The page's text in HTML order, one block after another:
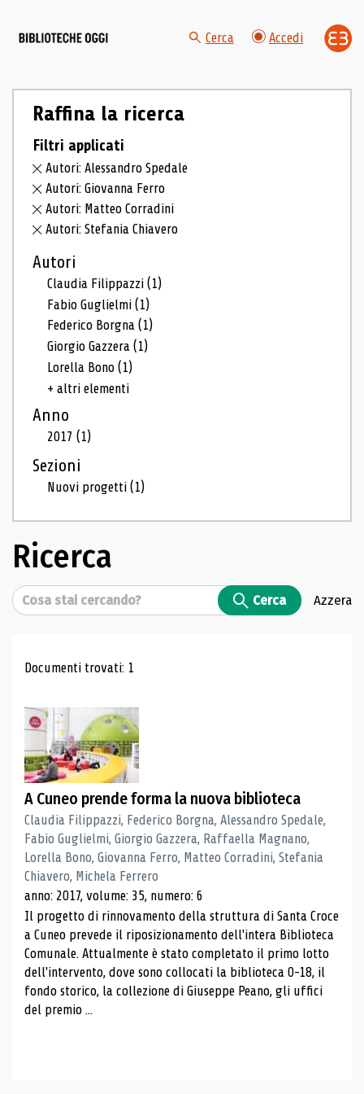
Cerca Accedi
Raffina la ricerca
Filtri applicati
Autori: Alessandro Spedale
Autori: Giovanna Ferro
Autori: Matteo Corradini
Autori: Stefania Chiavero
Autori
Claudia Filippazzi(1)
Fabio Guglielmi(1)
Federico Borgna(1)
Giorgio Gazzera(1)
Lorella Bono(1)
+ altri elementi
Anno
2017(1)
Sezioni
Nuovi progetti(1)
Ricerca
Cerca Cerca Azzera
Risultati di ricerca
Documenti trovati: 1
A Cuneo prende forma la nuova biblioteca
Claudia Filippazzi, Federico Borgna, Alessandro Spedale,
Fabio Guglielmi, Giorgio Gazzera, Raffaella Magnano,
Lorella Bono, Giovanna Ferro, Matteo Corradini, Stefania
Chiavero, Michela Ferrero
anno: 2017, volume: 35, numero: 6
Il progetto di rinnovamento della struttura di Santa Croce
a Cuneo prevede il riposizionamento dell'intera Biblioteca
Comunale. Attualmente è stato completato il primo lotto
dell'intervento, dove sono collocati la biblioteca 0-18, il
fondo storico, la collezione di Giuseppe Peano, gli uffici
del premio ...